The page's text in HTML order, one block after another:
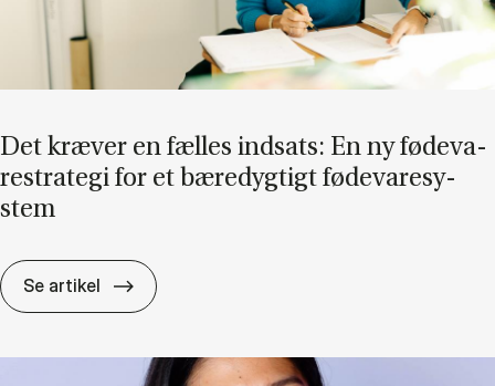
Det kræ­ver en fæl­les ind­sats: En ny fø­de­va­
re­stra­te­gi for et bæ­re­dyg­tigt fø­de­va­re­sy­
stem
Se artikel Det kræ­ver en fæl­les ind­sats: En ny